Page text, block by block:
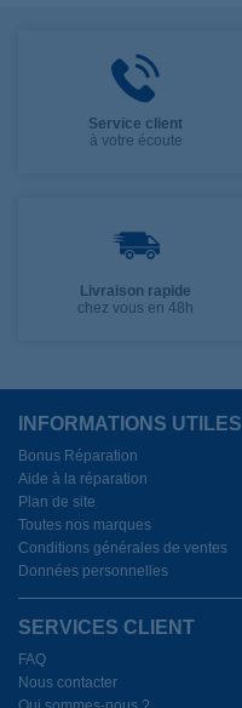
Service client
à votre écoute
Livraison rapide
chez vous en 48h
INFORMATIONS UTILES
Bonus Réparation
Aide à la réparation
Plan de site
Toutes nos marques
Conditions générales de ventes
Données personnelles
SERVICES CLIENT
FAQ
Nous contacter